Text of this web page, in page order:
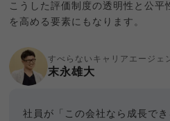
こうした評価制度の透明性と公平
を高める要素にもなります。
すべらないキャリアエージェ
末永雄大
社員が「この会社なら成長で